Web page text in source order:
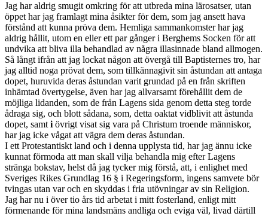
Jag har aldrig smugit omkring för att utbreda mina lärosatser, utan
öppet har jag framlagt mina åsikter för dem, som jag ansett hava
förstånd att kunna pröva dem. Hemliga sammankomster har jag
aldrig hållit, utom en eller ett par gånger i Berghems Socken för att
undvika att bliva illa behandlad av några illasinnade bland allmogen.
Så långt ifrån att jag lockat någon att övergå till Baptisternes tro, har
jag alltid noga prövat dem, som tillkännagivit sin åstundan att antaga
dopet, huruvida deras åstundan varit grundad på en från skriften
inhämtad övertygelse, även har jag allvarsamt förehållit dem de
möjliga lidanden, som de från Lagens sida genom detta steg torde
ådraga sig, och blott sådana, som, detta oaktat vidblivit att åstunda
dopet, samt i övrigt visat sig vara på Christum troende människor,
har jag icke vågat att vägra dem deras åstundan.
I ett Protestantiskt land och i denna upplysta tid, har jag ännu icke
kunnat förmoda att man skall vilja behandla mig efter Lagens
stränga bokstav, helst då jag tycker mig förstå, att, i enlighet med
Sveriges Rikes Grundlag 16 § i Regeringsform, ingens samvete bör
tvingas utan var och en skyddas i fria utövningar av sin Religion.
Jag har nu i över tio års tid arbetat i mitt fosterland, enligt mitt
förmenande för mina landsmäns andliga och eviga väl, livad därtill